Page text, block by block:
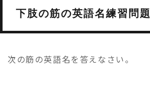
下肢の筋の英語名練習問題
次の筋の英語名を答えなさい。